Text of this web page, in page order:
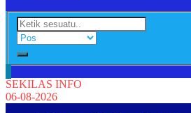
SEKILAS INFO
06-08-2026